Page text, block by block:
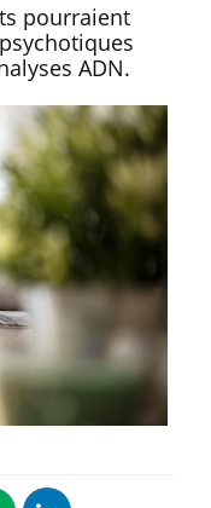
pourraient
ADN.